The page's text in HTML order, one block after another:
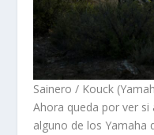
Sainero / Kouck
Ahora queda por ver si
alguno de los Yamaha